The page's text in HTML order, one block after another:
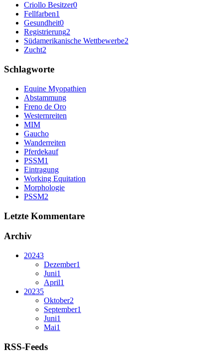
Criollo Besitzer0
Fellfarben1
Gesundheit0
Registrierung2
Südamerikanische Wettbewerbe2
Zucht2
Schlagworte
Equine Myopathien
Abstammung
Freno de Oro
Westernreiten
MIM
Gaucho
Wanderreiten
Pferdekauf
PSSM1
Eintragung
Working Equitation
Morphologie
PSSM2
Letzte Kommentare
Archiv
20243
Dezember1
Juni1
April1
20235
Oktober2
September1
Juni1
Mai1
RSS-Feeds